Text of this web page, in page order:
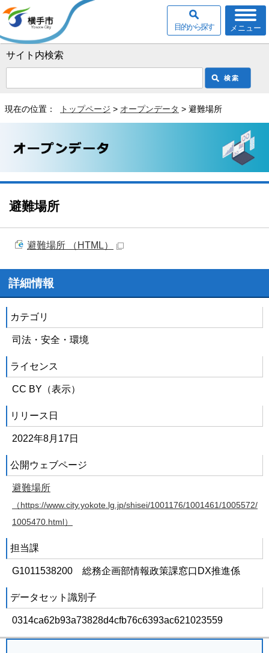
サイト内検索
メニュー
目的から探す
現在の位置： トップページ > オープンデータ > 避難場所
避難場所
避難場所 （HTML）
詳細情報
カテゴリ
司法・安全・環境
ライセンス
CC BY（表示）
リリース日
2022年8月17日
公開ウェブページ
避難場所
（https://www.city.yokote.lg.jp/shisei/1001176/1001461/1005572/
1005470.html）
担当課
G1011538200 総務企画部情報政策課窓口DX推進係
データセット識別子
0314ca62b93a73828d4cfb76c6393ac621023559